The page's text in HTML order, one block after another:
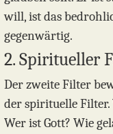
will, ist das
gegenwärtig.
2. Spiritueller
Der zweite Filter
der spirituelle Filter.
Wer ist Gott? Wie